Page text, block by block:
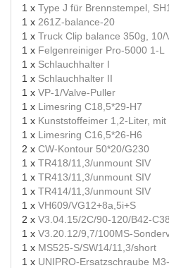
1 x Type J für Brennstempel,
1 x 261Z-balance-20
1 x Truck Clip balance 350g, 10/
1 x Felgenreiniger Pro-5000 1-L
1 x Schlauchhalter I
1 x Schlauchhalter II
1 x VP-1/Valve-Puller
1 x Limesring C18,5*29-H7
1 x Kunststoffeimer 1,2-Liter, mit
1 x Limesring C16,5*26-H6
2 x CW-Kontour 50*20/G230
1 x TR418/11,3/unmount SIV
1 x TR413/11,3/unmount SIV
1 x TR414/11,3/unmount SIV
1 x VH609/VG12+8a,5i+S
2 x V3.04.15/2C/90-120/B42-
1 x V3.20.12/9,7/100MS-
1 x MS525-S/SW14/11,3/short
1 x UNIPRO-Ersatzschraube